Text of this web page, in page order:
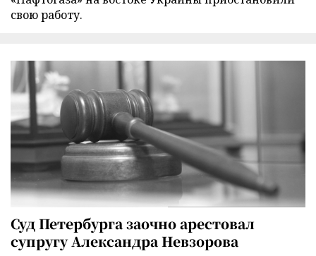
свою работу.
Суд Петербурга заочно арестовал
супругу Александра Невзорова